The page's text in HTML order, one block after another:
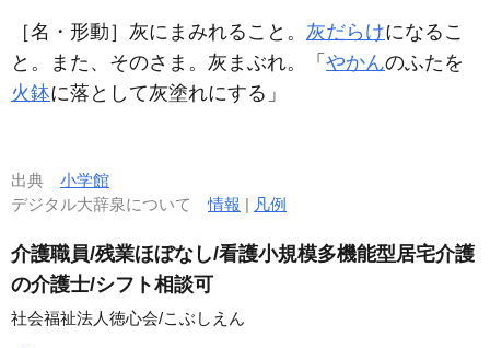
［名・形動］ 灰にまみれること。 灰だらけになるこ
と。また、そのさま。灰まぶれ。「 やかんのふたを
火鉢に落として灰塗れにする」
出典 小学館
デジタル大辞泉について情報 | 凡例
介護職員/残業ほぼなし/看護小規模多機能型居宅介護
の介護士/シフト相談可
社会福祉法人徳心会/こぶしえん